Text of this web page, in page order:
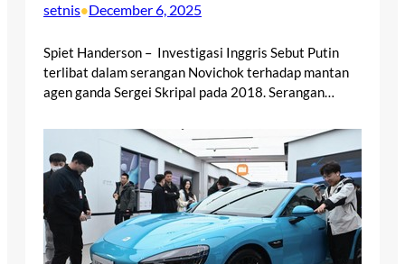
setnis•December 6, 2025
Spiet Handerson – Investigasi Inggris Sebut Putin
terlibat dalam serangan Novichok terhadap mantan
agen ganda Sergei Skripal pada 2018. Serangan…